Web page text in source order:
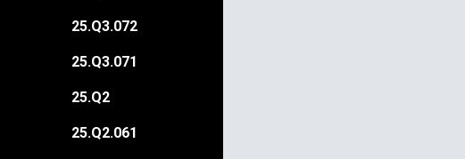
25.Q3.072
25.Q3.071
25.Q2
25.Q2.061